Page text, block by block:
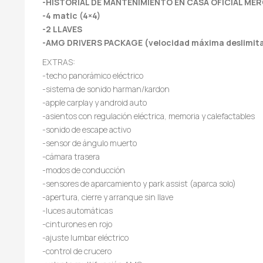
-4 matic (4×4)
-2 LLAVES
-AMG DRIVERS PACKAGE (velocidad máxima
EXTRAS:
-techo panorámico eléctrico
-sistema de sonido harman/kardon
-apple carplay y android auto
-asientos con regulación eléctrica, memoria y calefactables
-sonido de escape activo
-sensor de ángulo muerto
-cámara trasera
-modos de conducción
-sensores de aparcamiento y park assist (aparca solo)
-apertura, cierre y arranque sin llave
-luces automáticas
-cinturones en rojo
-ajuste lumbar eléctrico
-control de crucero